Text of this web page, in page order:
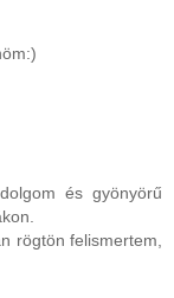
és gyönyörű
rögtön felismertem,